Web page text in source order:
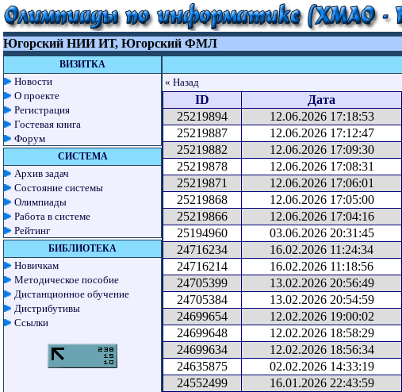
Югорский НИИ ИТ, Югорский ФМЛ
ВИЗИТКА
Новости
О проекте
Регистрация
Гостевая книга
Форум
СИСТЕМА
Архив задач
Состояние системы
Олимпиады
Работа в системе
Рейтинг
БИБЛИОТЕКА
Новичкам
Методическое пособие
Дистанционное обучение
Дистрибутивы
Ссылки
« Назад
ID Дата
25219894
12.06.2026 17:18:53
25219887
12.06.2026 17:12:47
25219882
12.06.2026 17:09:30
25219878
12.06.2026 17:08:31
25219871
12.06.2026 17:06:01
25219868
12.06.2026 17:05:00
25219866
12.06.2026 17:04:16
25194960
03.06.2026 20:31:45
24716234
16.02.2026 11:24:34
24716214
16.02.2026 11:18:56
24705399
13.02.2026 20:56:49
24705384
13.02.2026 20:54:59
24699654
12.02.2026 19:00:02
24699648
12.02.2026 18:58:29
24699634
12.02.2026 18:56:34
24635875
02.02.2026 14:33:19
24552499
16.01.2026 22:43:59